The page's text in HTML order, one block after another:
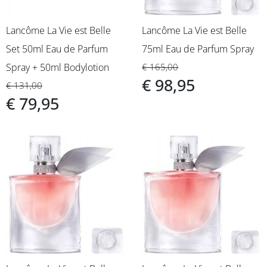
Lancôme La Vie est Belle
Set 50ml Eau de Parfum
Spray + 50ml Bodylotion
€ 131,00
€ 79,95
Lancôme La Vie est Belle
75ml Eau de Parfum Spray
€ 165,00
€ 98,95